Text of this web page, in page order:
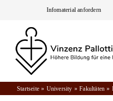
springen
Infomaterial anfordern
Startseite University Fakultäten